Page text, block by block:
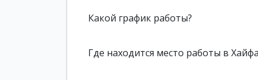
Какой график работы?
Где находится место работы в